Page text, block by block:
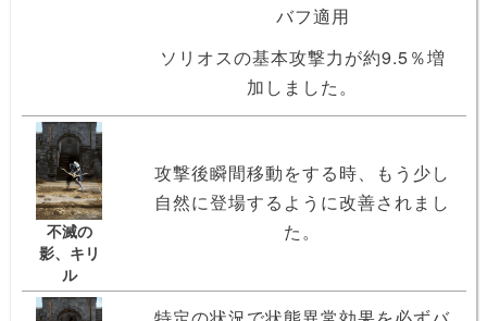
バフ適用
ソリオスの基本攻撃力が約9.5％増
加しました。
不滅の
影、キリ
ル
攻撃後瞬間移動をする時、もう少し
自然に登場するように改善されまし
た。